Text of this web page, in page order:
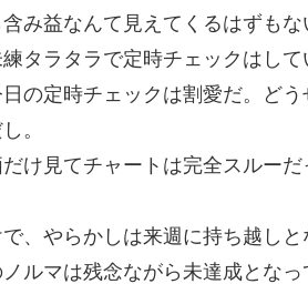
み益なんて見えてくるはずも
タラタラで定時チェックはし
の定時チェックは割愛だ。ど
。
け見てチャートは完全スルーだ
、やらかしは来週に持ち越しと
ルマは残念ながら未達成となっ